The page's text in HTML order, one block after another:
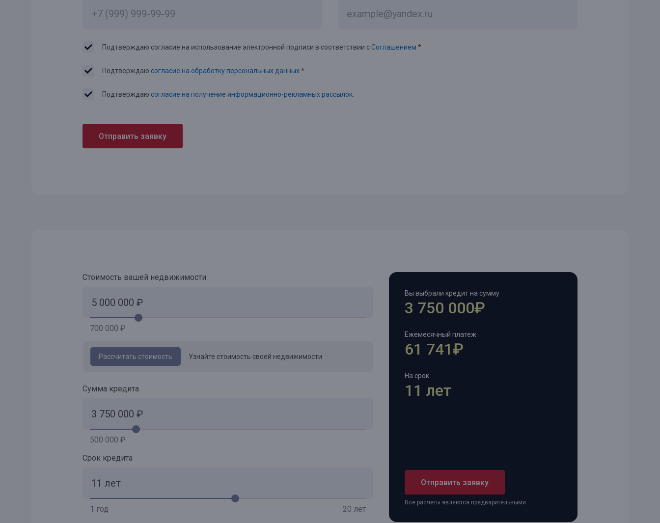
Подтверждаю согласие на использование электронной подписи в соответствии сСоглашением *
Подтверждаю согласие на обработку персональных данных*
Подтверждаю согласие на получение информационно-рекламных рассылок.
Отправить заявку
Стоимость вашей недвижимости
700 000 ₽
Рассчитать стоимость Узнайте стоимость своей недвижимости
Сумма кредита
500 000 ₽
Срок кредита
1 год 20 лет
Вы выбрали кредит на сумму
3 750 000₽
Ежемесячный платеж
61 741₽
На срок
11 лет
Отправить заявку
Все расчеты являются предварительными